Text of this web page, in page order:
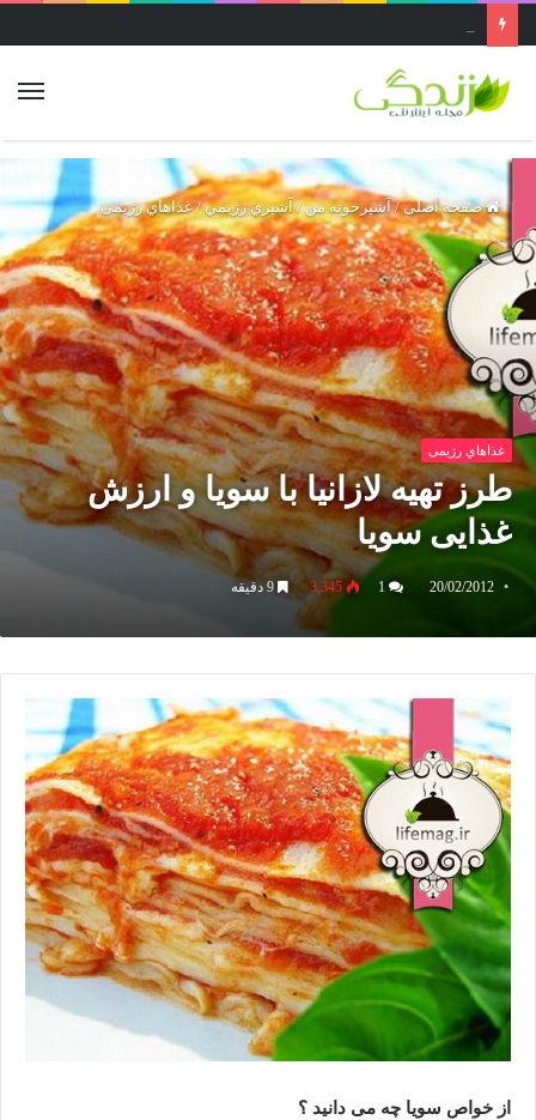
صفحه اصلی / آشپزخونه من / آشپزي رژيمي / غذاهاي رژیمی
غذاهاي رژیمی
طرز تهیه لازانیا با سویا و ارزش
غذایی سویا
20/02/2012
3,345
از خواص سویا چه می دانید ؟